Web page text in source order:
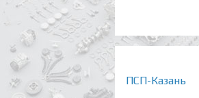
ПСП-Казань